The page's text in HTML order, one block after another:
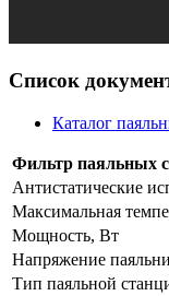
Список
Каталог
Фильтр паяльных
Антистатические
Максимальная
Мощность, Вт
Напряжение
Тип паяльной